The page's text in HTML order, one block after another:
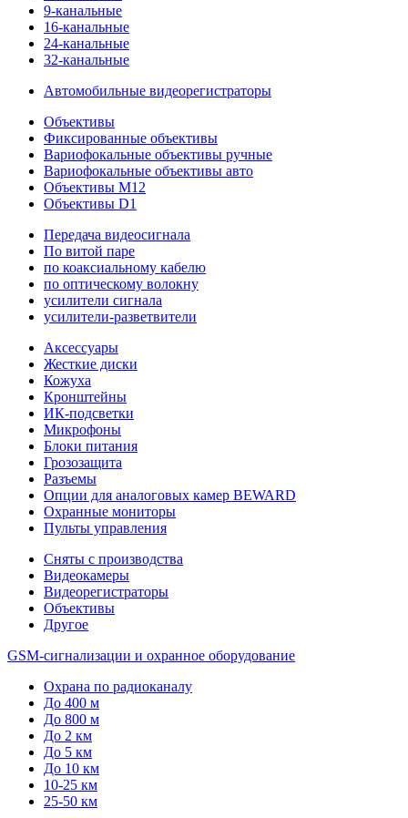
9-канальные
16-канальные
24-канальные
32-канальные
Автомобильные видеорегистраторы
Объективы
Фиксированные объективы
Вариофокальные объективы ручные
Вариофокальные объективы авто
Объективы M12
Объективы D1
Передача видеосигнала
По витой паре
по коаксиальному кабелю
по оптическому волокну
усилители сигнала
усилители-разветвители
Аксессуары
Жесткие диски
Кожуха
Кронштейны
ИК-подсветки
Микрофоны
Блоки питания
Грозозащита
Разъемы
Опции для аналоговых камер BEWARD
Охранные мониторы
Пульты управления
Сняты с производства
Видеокамеры
Видеорегистраторы
Объективы
Другое
GSM-сигнализации и охранное оборудование
Охрана по радиоканалу
До 400 м
До 800 м
До 2 км
До 5 км
До 10 км
10-25 км
25-50 км